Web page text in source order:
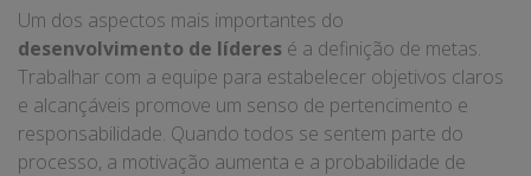
Um dos aspectos mais importantes do
desenvolvimento de líderes é a definição de metas.
Trabalhar com a equipe para estabelecer objetivos claros
e alcançáveis promove um senso de pertencimento e
responsabilidade. Quando todos se sentem parte do
processo, a motivação aumenta e a probabilidade de